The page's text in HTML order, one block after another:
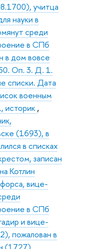
учитца
науки в
среди
в СПб
в дом вовсе
Оп. 3. Д. 1.
списки. Дата
военным
историк ,
(1693), в
в списках
записан
Котлин
вице-
в СПб
и вице-
пожалован в